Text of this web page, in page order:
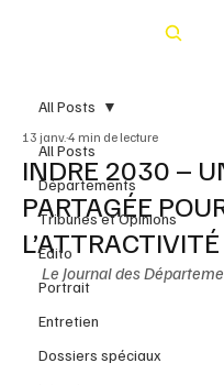
All Posts
Départements
Tribunes et Opinions
Édito
Portrait
Entretien
Dossiers spéciaux
All Posts
INDRE 2030 –
PARTAGÉE
13 janv.4 min de lecture
Le Journal des